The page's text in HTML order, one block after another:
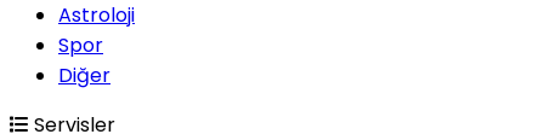
Astroloji
Spor
Diğer
Servisler